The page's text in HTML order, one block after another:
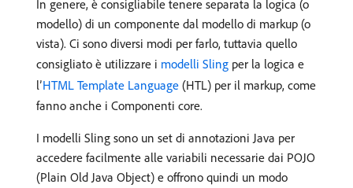
In genere, è consigliabile tenere separata la logica (o
modello) di un componente dal modello di markup (o
vista). Ci sono diversi modi per farlo, tuttavia quello
consigliato è utilizzare i modelli Sling per la logica e
l’HTML Template Language (HTL) per il markup, come
fanno anche i Componenti core.
I modelli Sling sono un set di annotazioni Java per
accedere facilmente alle variabili necessarie dai POJO
(Plain Old Java Object) e offrono quindi un modo